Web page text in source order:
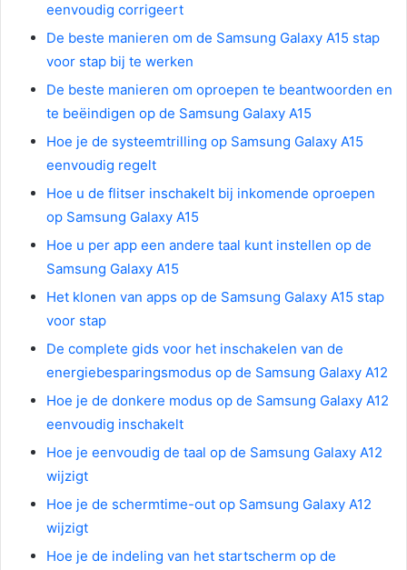
eenvoudig corrigeert
De beste manieren om de Samsung Galaxy A15 stap
voor stap bij te werken
De beste manieren om oproepen te beantwoorden en
te beëindigen op de Samsung Galaxy A15
Hoe je de systeemtrilling op Samsung Galaxy A15
eenvoudig regelt
Hoe u de flitser inschakelt bij inkomende oproepen
op Samsung Galaxy A15
Hoe u per app een andere taal kunt instellen op de
Samsung Galaxy A15
Het klonen van apps op de Samsung Galaxy A15 stap
voor stap
De complete gids voor het inschakelen van de
energiebesparingsmodus op de Samsung Galaxy A12
Hoe je de donkere modus op de Samsung Galaxy A12
eenvoudig inschakelt
Hoe je eenvoudig de taal op de Samsung Galaxy A12
wijzigt
Hoe je de schermtime-out op Samsung Galaxy A12
wijzigt
Hoe je de indeling van het startscherm op de